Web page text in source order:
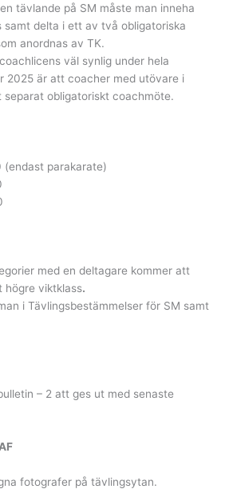
tävlande på SM måste man inneha
samt delta i ett av två obligatoriska
anordnas av TK.
väl synlig under hela
2025 är att coacher med utövare i
separat obligatoriskt coachmöte.
parakarate)
med en deltagare kommer att
högre viktklass.
i Tävlingsbestämmelser för SM samt
– 2 att ges ut med senaste
fotografer på tävlingsytan.